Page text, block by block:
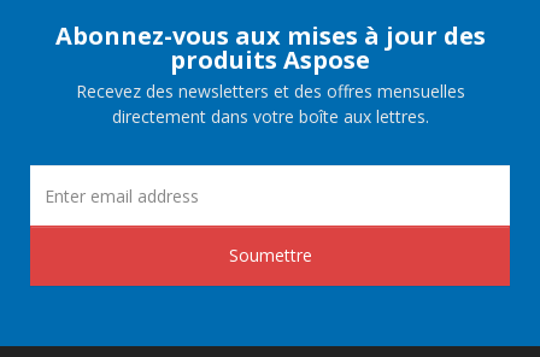
Abonnez-vous aux mises à jour des
produits Aspose
Recevez des newsletters et des offres mensuelles
directement dans votre boîte aux lettres.
Soumettre